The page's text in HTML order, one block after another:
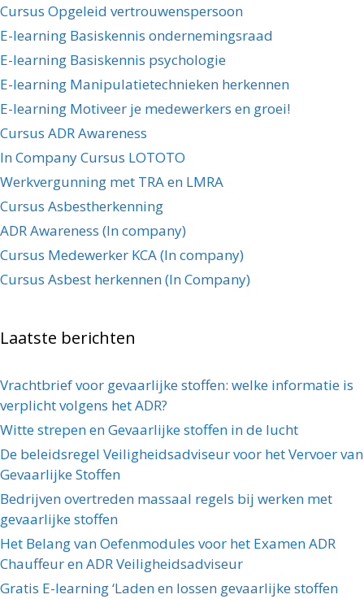
Cursus Opgeleid vertrouwenspersoon
E-learning Basiskennis ondernemingsraad
E-learning Basiskennis psychologie
E-learning Manipulatietechnieken herkennen
E-learning Motiveer je medewerkers en groei!
Cursus ADR Awareness
In Company Cursus LOTOTO
Werkvergunning met TRA en LMRA
Cursus Asbestherkenning
ADR Awareness (In company)
Cursus Medewerker KCA (In company)
Cursus Asbest herkennen (In Company)
Laatste berichten
Vrachtbrief voor gevaarlijke stoffen: welke informatie is
verplicht volgens het ADR?
Witte strepen en Gevaarlijke stoffen in de lucht
De beleidsregel Veiligheidsadviseur voor het Vervoer van
Gevaarlijke Stoffen
Bedrijven overtreden massaal regels bij werken met
gevaarlijke stoffen
Het Belang van Oefenmodules voor het Examen ADR
Chauffeur en ADR Veiligheidsadviseur
Gratis E-learning ‘Laden en lossen gevaarlijke stoffen